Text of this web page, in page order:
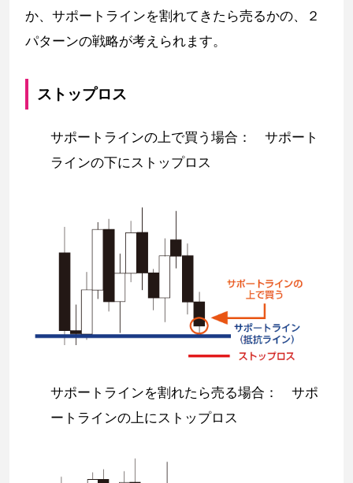
か、サポートラインを割れてきたら売るかの、２
パターンの戦略が考えられます。
ストップロス
サポートラインの上で買う場合： サポート
ラインの下にストップロス
サポートラインを割れたら売る場合： サポ
ートラインの上にストップロス